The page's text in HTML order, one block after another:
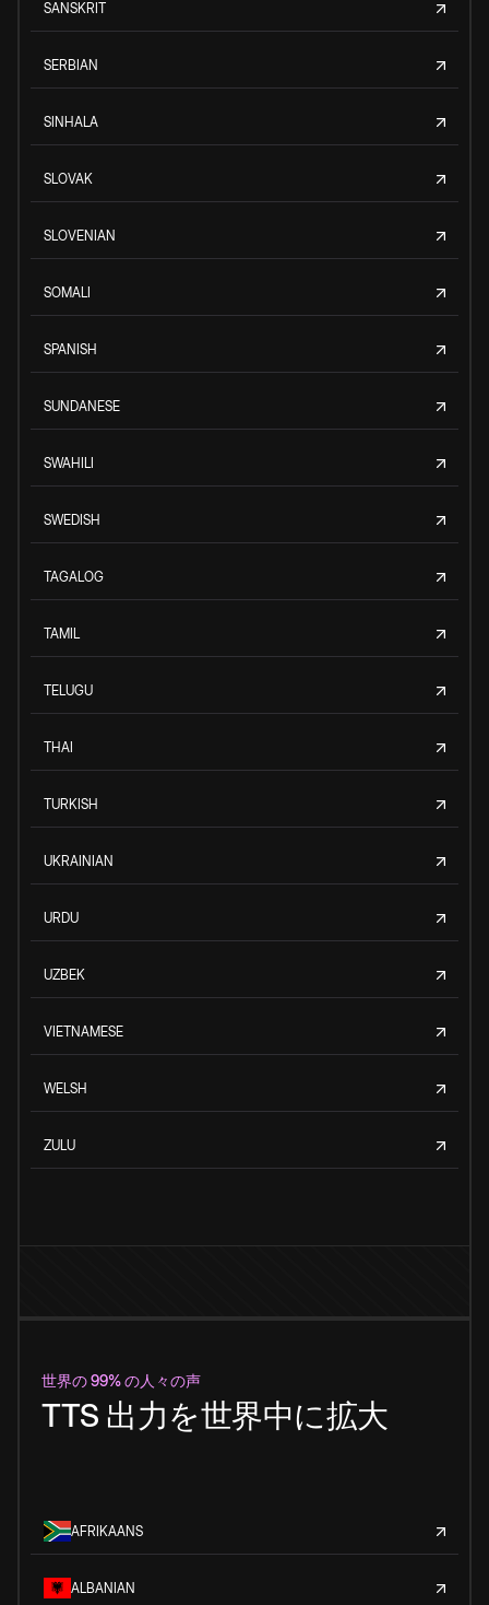
SANSKRIT
SERBIAN
SINHALA
SLOVAK
SLOVENIAN
SOMALI
SPANISH
SUNDANESE
SWAHILI
SWEDISH
TAGALOG
TAMIL
TELUGU
THAI
TURKISH
UKRAINIAN
URDU
UZBEK
VIETNAMESE
WELSH
ZULU
世界の 99% の人々の声
TTS 出力を世界中に拡大
AFRIKAANS
ALBANIAN